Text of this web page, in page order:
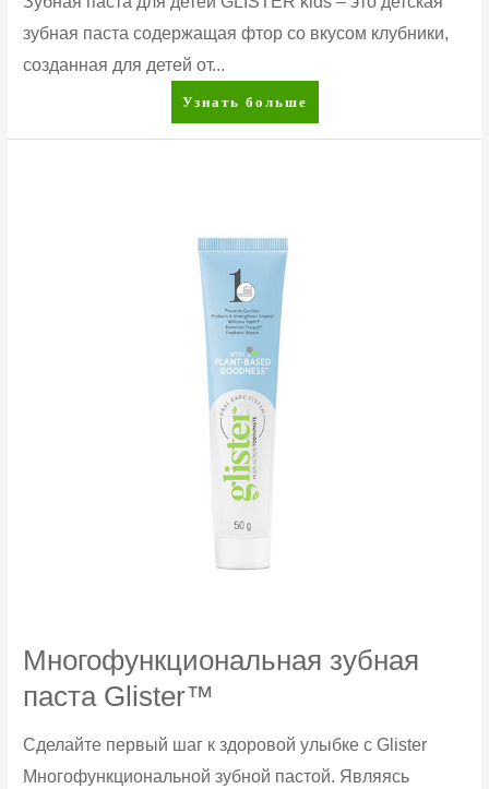
зубная паста содержащая фтор со вкусом клубники,
созданная для детей от...
Зубная
паста
kids
Узнать больше
Многофункциональная зубная
паста Glister™
Сделайте первый шаг к здоровой улыбке с Glister
Многофункциональной зубной пастой. Являясь